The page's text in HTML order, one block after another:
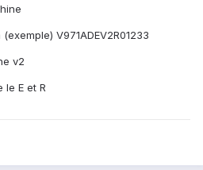
V971ADEV2R01233
v2
le E et R